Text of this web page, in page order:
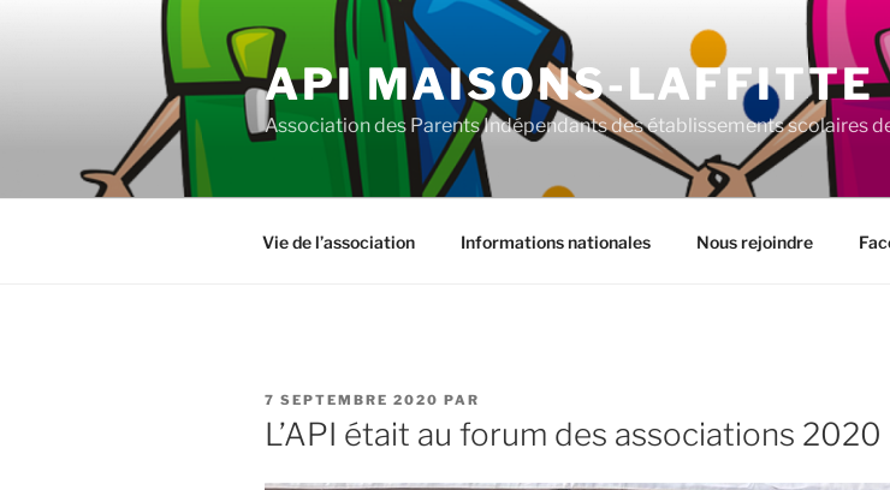
API MAISONS-LAFFITTE
Association des Parents Indépendants des établissements scolaires
Vie de l’association Informations nationales Nous rejoindre
PUBLIÉ
LE
7 SEPTEMBRE 2020 PAR
L’API était au forum des associations 2020